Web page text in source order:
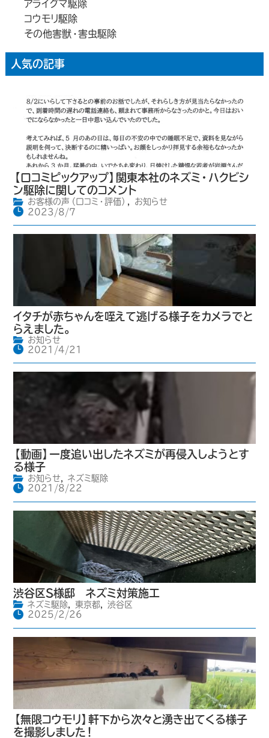
アライグマ駆除
コウモリ駆除
その他害獣・害虫駆除
人気の記事
【口コミピックアップ】関東本社のネズミ・ハクビシ
ン駆除に関してのコメント
お客様の声（口コミ・評価） ,
お知らせ
2023/8/7
イタチが赤ちゃんを咥えて逃げる様子をカメラでと
らえました。
お知らせ
2021/4/21
【動画】一度追い出したネズミが再侵入しようとす
る様子
お知らせ,
ネズミ駆除
2021/8/22
渋谷区S様邸 ネズミ対策施工
ネズミ駆除, 東京都,
渋谷区
2025/2/26
【無限コウモリ】軒下から次々と湧き出てくる様子
を撮影しました！